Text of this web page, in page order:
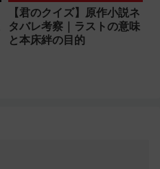
【君のクイズ】原作小説ネ
タバレ考察｜ラストの意味
と本床絆の目的